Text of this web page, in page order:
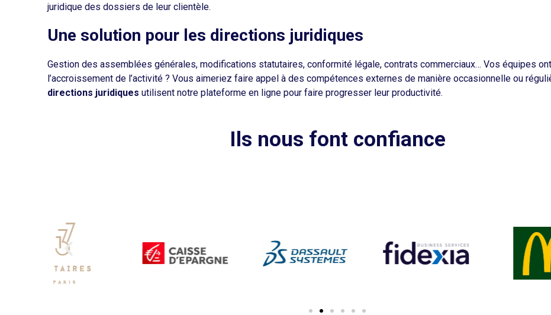
juridique des dossiers de leur clientèle.
Une solution pour les directions juridiques
Gestion des assemblées générales, modifications statutaires, conformité légale, contrats commerciaux… Vos équipes
l’accroissement de l’activité ? Vous aimeriez faire appel à des compétences externes de manière occasionnelle ou
directions juridiques utilisent notre plateforme en ligne pour faire progresser leur productivité.
Ils nous font confiance